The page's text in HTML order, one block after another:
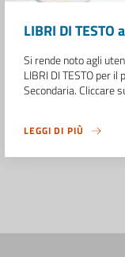
LIBRI DI
Si rende noto agli
LIBRI DI TESTO per
Secondaria. Cliccare
LEGGI DI PIÙ